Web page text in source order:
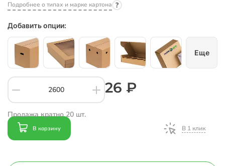
Подробнее о типах и марке картона
Добавить опции:
Еще
Продажа кратно 20 шт.
26 ₽
В корзину В 1 клик